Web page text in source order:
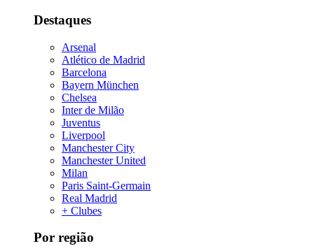
Destaques
Arsenal
Atlético de Madrid
Barcelona
Bayern München
Chelsea
Inter de Milão
Juventus
Liverpool
Manchester City
Manchester United
Milan
Paris Saint-Germain
Real Madrid
+ Clubes
Por região